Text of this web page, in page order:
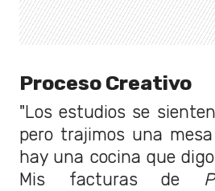
Proceso Creativo
"Los estudios se
pero trajimos una
hay una cocina que
Mis facturas de